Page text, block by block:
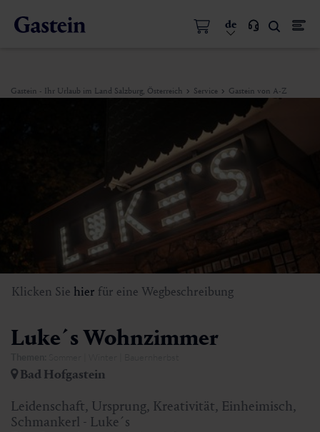
de
Gastein - Ihr Urlaub im Land Salzburg, Österreich Service Gastein von A-Z
Klicken Sie hier für eine Wegbeschreibung
Luke´s Wohnzimmer
Bad Hofgastein
Leidenschaft, Ursprung, Kreativität, Einheimisch,
Schmankerl - Luke´s